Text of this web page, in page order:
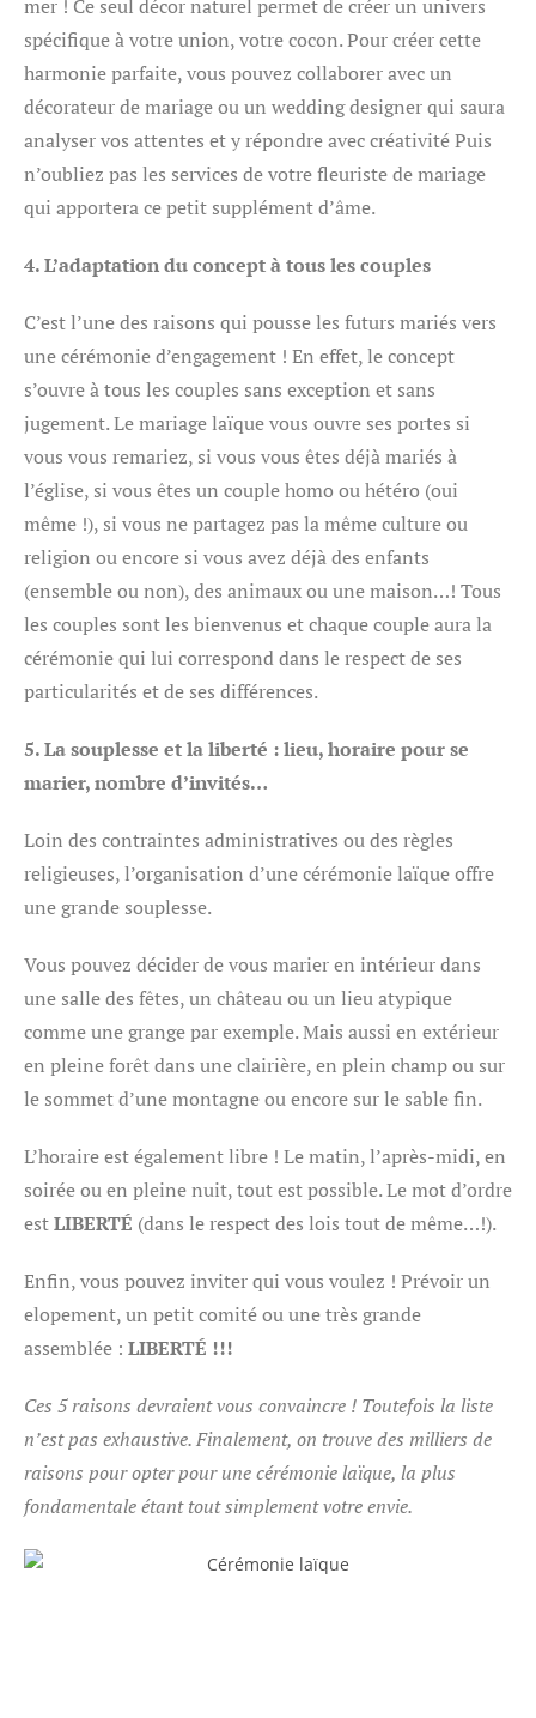
mer ! Ce seul décor naturel permet de créer un univers
spécifique à votre union, votre cocon. Pour créer cette
harmonie parfaite, vous pouvez collaborer avec un
décorateur de mariage ou un wedding designer qui saura
analyser vos attentes et y répondre avec créativité Puis
n’oubliez pas les services de votre fleuriste de mariage
qui apportera ce petit supplément d’âme.
4. L’adaptation du concept à tous les couples
C’est l’une des raisons qui pousse les futurs mariés vers
une cérémonie d’engagement ! En effet, le concept
s’ouvre à tous les couples sans exception et sans
jugement. Le mariage laïque vous ouvre ses portes si
vous vous remariez, si vous vous êtes déjà mariés à
l’église, si vous êtes un couple homo ou hétéro (oui
même !), si vous ne partagez pas la même culture ou
religion ou encore si vous avez déjà des enfants
(ensemble ou non), des animaux ou une maison…! Tous
les couples sont les bienvenus et chaque couple aura la
cérémonie qui lui correspond dans le respect de ses
particularités et de ses différences.
5. La souplesse et la liberté : lieu, horaire pour se
marier, nombre d’invités…
Loin des contraintes administratives ou des règles
religieuses, l’organisation d’une cérémonie laïque offre
une grande souplesse.
Vous pouvez décider de vous marier en intérieur dans
une salle des fêtes, un château ou un lieu atypique
comme une grange par exemple. Mais aussi en extérieur
en pleine forêt dans une clairière, en plein champ ou sur
le sommet d’une montagne ou encore sur le sable fin.
L’horaire est également libre ! Le matin, l’après-midi, en
soirée ou en pleine nuit, tout est possible. Le mot d’ordre
estLIBERTÉ (dans le respect des lois tout de même…!).
Enfin, vous pouvez inviter qui vous voulez ! Prévoir un
elopement, un petit comité ou une très grande
assemblée : LIBERTÉ !!!
Ces 5 raisons devraient vous convaincre ! Toutefois la liste
n’est pas exhaustive. Finalement, on trouve des milliers de
raisons pour opter pour une cérémonie laïque, la plus
fondamentale étant tout simplement votre envie.